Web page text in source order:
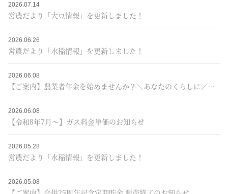
2026.07.14
営農だより「大豆情報」を更新しました！
2026.06.26
営農だより「水稲情報」を更新しました！
2026.06.08
【ご案内】農業者年金を始めませんか？＼あなたのくらしに／＋JAプレゼントキャンペーン♪
2026.06.08
【令和8年7月～】ガス料金単価のお知らせ
2026.05.28
営農だより「水稲情報」を更新しました！
2026.05.08